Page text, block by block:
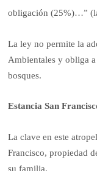
obligación (25%)…”
La ley no permite la
Ambientales y obliga
bosques.
Estancia San
La clave en este
Francisco, propiedad
su familia.